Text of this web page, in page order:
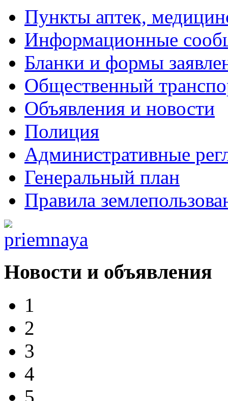
Пункты аптек,
Информационные
Бланки и формы
Общественный
Объявления и новости
Полиция
Административные
Генеральный план
Правила
Новости и объявления
1
2
3
4